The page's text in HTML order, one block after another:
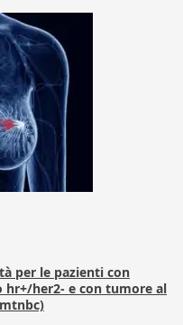
per le pazienti con
her2- e con tumore al